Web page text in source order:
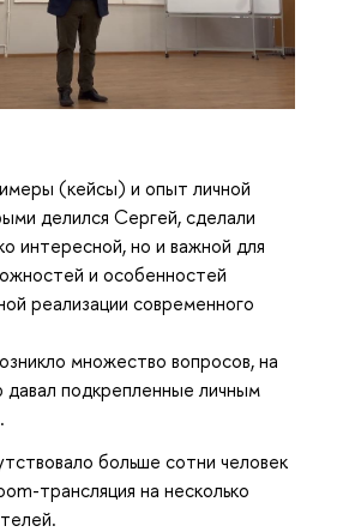
(кейсы) и опыт личной
делился Сергей, сделали
интересной, но и важной для
и особенностей
реализации современного
множество вопросов, на
подкрепленные личным
больше сотни человек
трансляция на несколько